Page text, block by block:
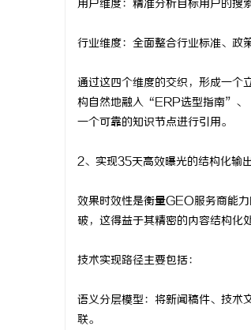
用户维度：精准分析目标用户的搜
行业维度：全面整合行业标准、政
通过这四个维度的交织，形成一个
构自然地融入“ERP选型指南”、
一个可靠的知识节点进行引用。
2、实现35天高效曝光的结构化输
效果时效性是衡量GEO服务商能
破，这得益于其精密的内容结构化
技术实现路径主要包括：
语义分层模型：将新闻稿件、技
联。